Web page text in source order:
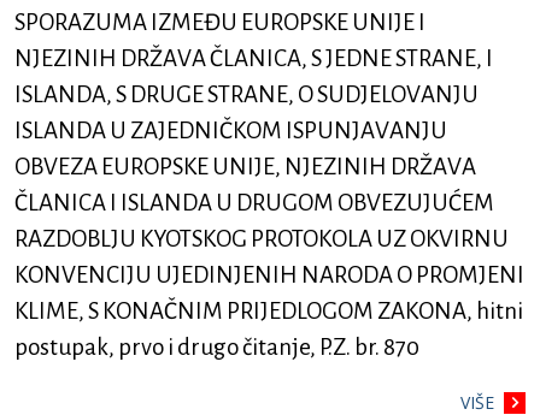
SPORAZUMA IZMEĐU EUROPSKE UNIJE I
NJEZINIH DRŽAVA ČLANICA, S JEDNE STRANE, I
ISLANDA, S DRUGE STRANE, O SUDJELOVANJU
ISLANDA U ZAJEDNIČKOM ISPUNJAVANJU
OBVEZA EUROPSKE UNIJE, NJEZINIH DRŽAVA
ČLANICA I ISLANDA U DRUGOM OBVEZUJUĆEM
RAZDOBLJU KYOTSKOG PROTOKOLA UZ OKVIRNU
KONVENCIJU UJEDINJENIH NARODA O PROMJENI
KLIME, S KONAČNIM PRIJEDLOGOM ZAKONA, hitni
postupak, prvo i drugo čitanje, P.Z. br. 870
VIŠE